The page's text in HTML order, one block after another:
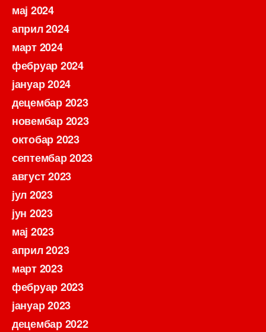
мај 2024
април 2024
март 2024
фебруар 2024
јануар 2024
децембар 2023
новембар 2023
октобар 2023
септембар 2023
август 2023
јул 2023
јун 2023
мај 2023
април 2023
март 2023
фебруар 2023
јануар 2023
децембар 2022